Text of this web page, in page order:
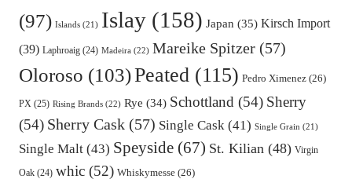
(97) Islands(21) Islay(158) Japan (35) Kirsch Import
(39) Laphroaig(24) Madeira(22) Mareike Spitzer(57)
Oloroso (103)Peated(115) Pedro Ximenez(26)
PX(25) Rising Brands(22) Rye (34) Schottland (54) Sherry
(54) Sherry Cask(57) Single Cask(41) Single Grain (21)
Single Malt(43) Speyside(67) St. Kilian(48) Virgin
Oak(24) whic(52) Whiskymesse(26)